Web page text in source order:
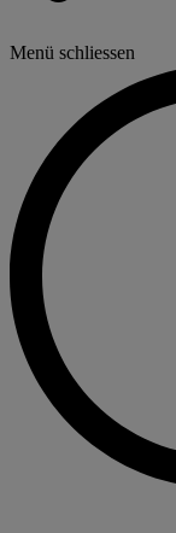
Menü schliessen